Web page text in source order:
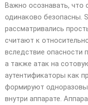
Важно осознавать,
одинаково безопасны.
рассматривались
считают к
вследствие опасности
а также атак на
аутентификаторы как
формируют
внутри аппарате.